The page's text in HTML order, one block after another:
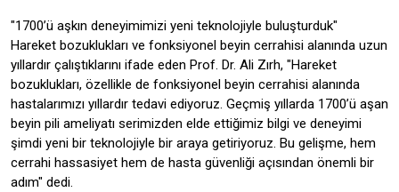
"1700’ü aşkın deneyimimizi yeni teknolojiyle buluşturduk"
Hareket bozuklukları ve fonksiyonel beyin cerrahisi alanında uzun
yıllardır çalıştıklarını ifade eden Prof. Dr. Ali Zırh, "Hareket
bozuklukları, özellikle de fonksiyonel beyin cerrahisi alanında
hastalarımızı yıllardır tedavi ediyoruz. Geçmiş yıllarda 1700’ü aşan
beyin pili ameliyatı serimizden elde ettiğimiz bilgi ve deneyimi
şimdi yeni bir teknolojiyle bir araya getiriyoruz. Bu gelişme, hem
cerrahi hassasiyet hem de hasta güvenliği açısından önemli bir
adım" dedi.